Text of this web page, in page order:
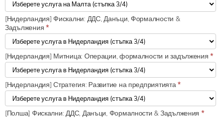
[Нидерландия] Фискални: ДДС, Данъци, Формалности &
Задължения*
[Нидерландия] Митница: Операции, формалности и задължения*
[Нидерландия] Стратегия: Развитие на предприятията*
[Полша] Фискални: ДДС, Данъци, Формалности & Задължения *